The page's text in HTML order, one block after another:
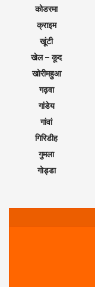
कोडरमा
क्राइम
खूंटी
खेल – कूद
खोरीमहुआ
गढ़वा
गांडेय
गांवां
गिरिडीह
गुमला
गोड्डा